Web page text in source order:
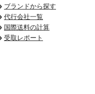
ブランドから探す
代行会社一覧
国際送料の計算
受取レポート